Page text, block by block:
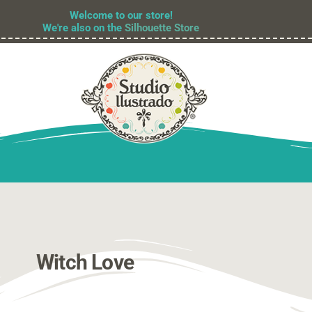
Welcome to our store!
We're also on theSilhouette Store
Witch Love